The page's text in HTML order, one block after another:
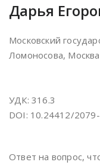
Дарья
Московский
Ломоносова,
УДК: 316.3
DOI: 10.24412/
Ответ на вопрос,